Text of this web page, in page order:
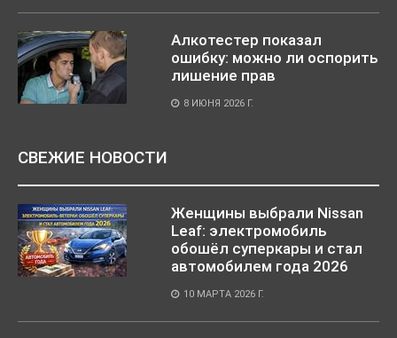
Алкотестер показал
ошибку: можно ли оспорить
лишение прав
8 ИЮНЯ 2026 Г.
СВЕЖИЕ НОВОСТИ
Женщины выбрали Nissan
Leaf: электромобиль
обошёл суперкары и стал
автомобилем года 2026
10 МАРТА 2026 Г.